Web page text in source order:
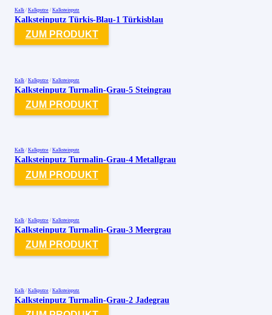
Kalk / Kalkputze / Kalksteinputz
Kalksteinputz Türkis-Blau-1 Türkisblau
ZUM PRODUKT
Kalk / Kalkputze / Kalksteinputz
Kalksteinputz Turmalin-Grau-5 Steingrau
ZUM PRODUKT
Kalk / Kalkputze / Kalksteinputz
Kalksteinputz Turmalin-Grau-4 Metallgrau
ZUM PRODUKT
Kalk / Kalkputze / Kalksteinputz
Kalksteinputz Turmalin-Grau-3 Meergrau
ZUM PRODUKT
Kalk / Kalkputze / Kalksteinputz
Kalksteinputz Turmalin-Grau-2 Jadegrau